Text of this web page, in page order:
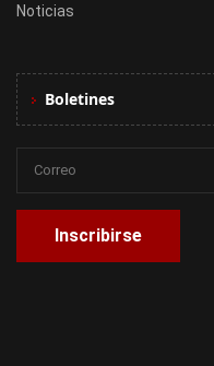
Noticias
Boletines